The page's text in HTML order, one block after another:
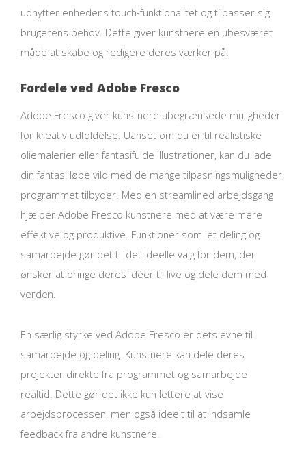
udnytter enhedens touch-funktionalitet og tilpasser sig
brugerens behov. Dette giver kunstnere en ubesværet
måde at skabe og redigere deres værker på.
Fordele ved Adobe Fresco
Adobe Fresco giver kunstnere ubegrænsede muligheder
for kreativ udfoldelse. Uanset om du er til realistiske
oliemalerier eller fantasifulde illustrationer, kan du lade
din fantasi løbe vild med de mange tilpasningsmuligheder,
programmet tilbyder. Med en streamlined arbejdsgang
hjælper Adobe Fresco kunstnere med at være mere
effektive og produktive. Funktioner som let deling og
samarbejde gør det til det ideelle valg for dem, der
ønsker at bringe deres idéer til live og dele dem med
verden.
En særlig styrke ved Adobe Fresco er dets evne til
samarbejde og deling. Kunstnere kan dele deres
projekter direkte fra programmet og samarbejde i
realtid. Dette gør det ikke kun lettere at vise
arbejdsprocessen, men også ideelt til at indsamle
feedback fra andre kunstnere.